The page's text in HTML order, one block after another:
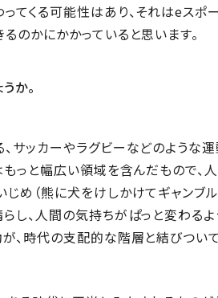
てくる可能性はあり、それはeスポ
のかにかかっていると思います。
か。
サッカーやラグビーなどのような
っと幅広い領域を含んだもので、
（熊に犬をけしかけてギャンブル
し、人間の気持ちがぱっと変わるよ
、時代の支配的な階層と結びつい